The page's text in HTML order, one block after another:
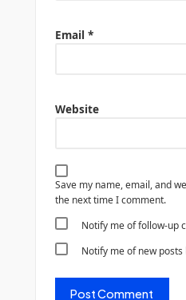
Email *
Website
Save my name, email, and
the next time I comment.
Notify me of follow-up
Notify me of new posts